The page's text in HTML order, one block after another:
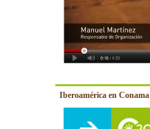
Iberoamérica en Conama